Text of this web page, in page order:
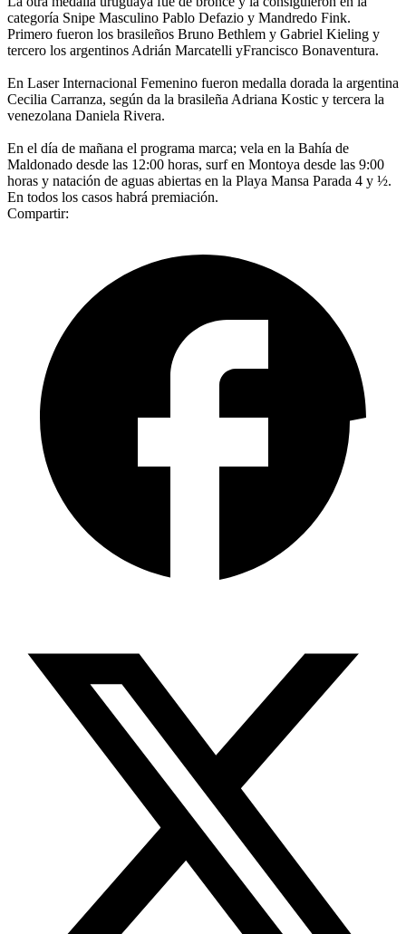
categoría Snipe Masculino Pablo Defazio y Mandredo Fink.
Primero fueron los brasileños Bruno Bethlem y Gabriel Kieling y
tercero los argentinos Adrián Marcatelli yFrancisco Bonaventura.
En Laser Internacional Femenino fueron medalla dorada la argentina
Cecilia Carranza, según da la brasileña Adriana Kostic y tercera la
venezolana Daniela Rivera.
En el día de mañana el programa marca; vela en la Bahía de
Maldonado desde las 12:00 horas, surf en Montoya desde las 9:00
horas y natación de aguas abiertas en la Playa Mansa Parada 4 y ½.
En todos los casos habrá premiación.
Compartir: